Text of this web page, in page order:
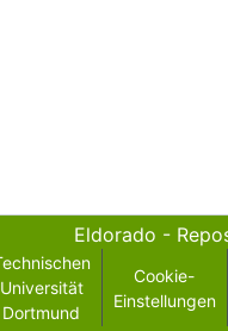
Eldorado -
Universität
Dortmund
Cookie-
Einstellungen